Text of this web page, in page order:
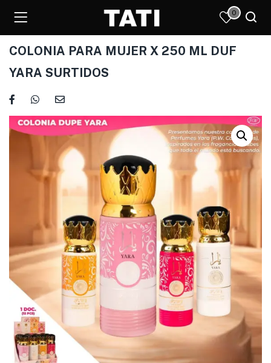
0
COLONIA PARA MUJER X 250 ML DUF
YARA SURTIDOS